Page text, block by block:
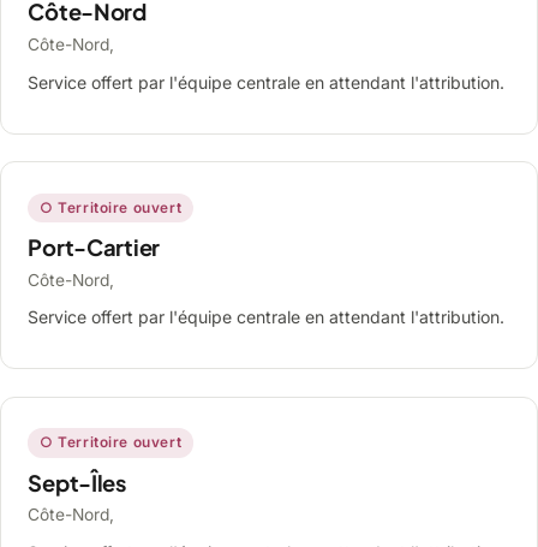
Côte-Nord
Côte-Nord,
Service offert par l'équipe centrale en attendant l'attribution.
○ Territoire ouvert
Port-Cartier
Côte-Nord,
Service offert par l'équipe centrale en attendant l'attribution.
○ Territoire ouvert
Sept-Îles
Côte-Nord,